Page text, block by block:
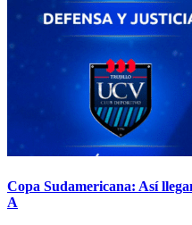
Copa Sudamericana: Así
A